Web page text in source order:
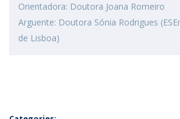
Orientadora: Doutora Joana Romeiro
Arguente: Doutora Sónia Rodrigues
de Lisboa)